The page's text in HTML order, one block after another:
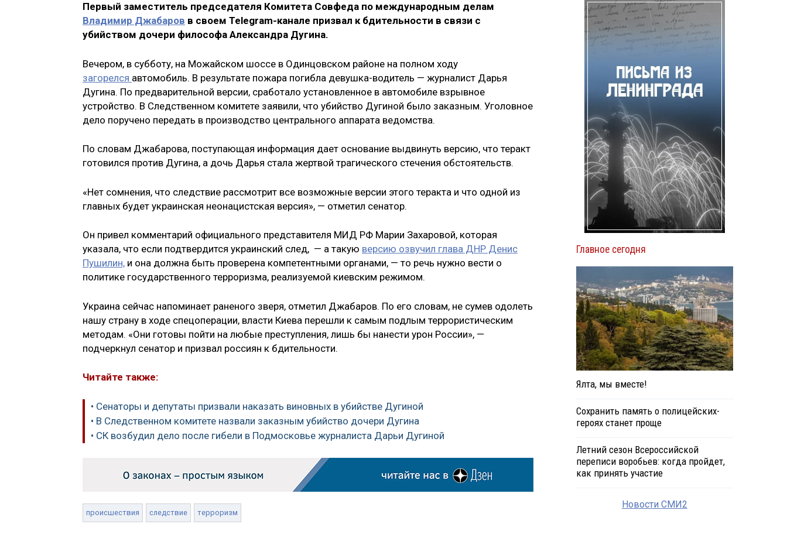
Первый заместитель председателя Комитета Совфеда по международным делам
Владимир Джабаров в своем Telegram-канале призвал к бдительности в связи с
убийством дочери философа Александра Дугина.
Вечером, в субботу, на Можайском шоссе в Одинцовском районе на полном ходу
загорелся автомобиль. В результате пожара погибла девушка-водитель — журналист Дарья
Дугина. По предварительной версии, сработало установленное в автомобиле взрывное
устройство. В Следственном комитете заявили, что убийство Дугиной было заказным. Уголовное
дело поручено передать в производство центрального аппарата ведомства.
По словам Джабарова, поступающая информация дает основание выдвинуть версию, что теракт
готовился против Дугина, а дочь Дарья стала жертвой трагического стечения обстоятельств.
«Нет сомнения, что следствие рассмотрит все возможные версии этого теракта и что одной из
главных будет украинская неонацистская версия», — отметил сенатор.
Он привел комментарий официального представителя МИД РФ Марии Захаровой, которая
указала, что если подтвердится украинский след, — а такую версию озвучил глава ДНР Денис
Пушилин, и она должна быть проверена компетентными органами, — то речь нужно вести о
политике государственного терроризма, реализуемой киевским режимом.
Украина сейчас напоминает раненого зверя, отметил Джабаров. По его словам, не сумев одолеть
нашу страну в ходе спецоперации, власти Киева перешли к самым подлым террористическим
методам. «Они готовы пойти на любые преступления, лишь бы нанести урон России», —
подчеркнул сенатор и призвал россиян к бдительности.
Читайте также:
• Сенаторы и депутаты призвали наказать виновных в убийстве Дугиной
• В Следственном комитете назвали заказным убийство дочери Дугина
• СК возбудил дело после гибели в Подмосковье журналиста Дарьи Дугиной
происшествия следствие терроризм
Главное сегодня
Ялта, мы вместе!
Сохранить память о полицейских-
героях станет проще
Летний сезон Всероссийской
переписи воробьев: когда пройдет,
как принять участие
Новости СМИ2